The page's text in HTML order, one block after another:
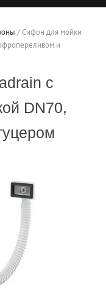
/ Сифон для мойки
и
с
DN70,